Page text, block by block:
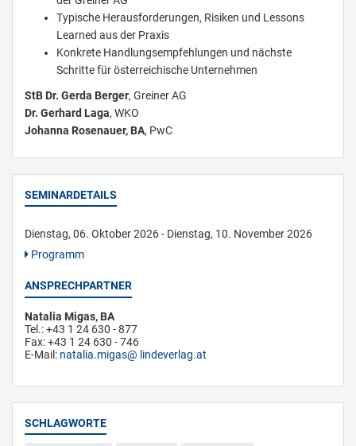
Typische Herausforderungen, Risiken und Lessons
Learned aus der Praxis
Konkrete Handlungsempfehlungen und nächste
Schritte für österreichische Unternehmen
StB Dr. Gerda Berger, Greiner AG
Dr. Gerhard Laga, WKO
Johanna Rosenauer, BA, PwC
SEMINARDETAILS
Dienstag, 06. Oktober 2026 - Dienstag, 10. November 2026
Programm
ANSPRECHPARTNER
Natalia Migas, BA
Tel.: +43 1 24 630 - 877
Fax: +43 1 24 630 - 746
E-Mail: natalia.migas lindeverlag.at
SCHLAGWORTE